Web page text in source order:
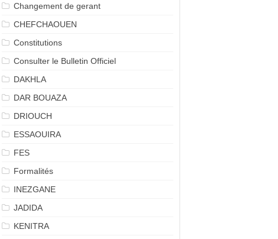
Changement de gerant
CHEFCHAOUEN
Constitutions
Consulter le Bulletin Officiel
DAKHLA
DAR BOUAZA
DRIOUCH
ESSAOUIRA
FES
Formalités
INEZGANE
JADIDA
KENITRA